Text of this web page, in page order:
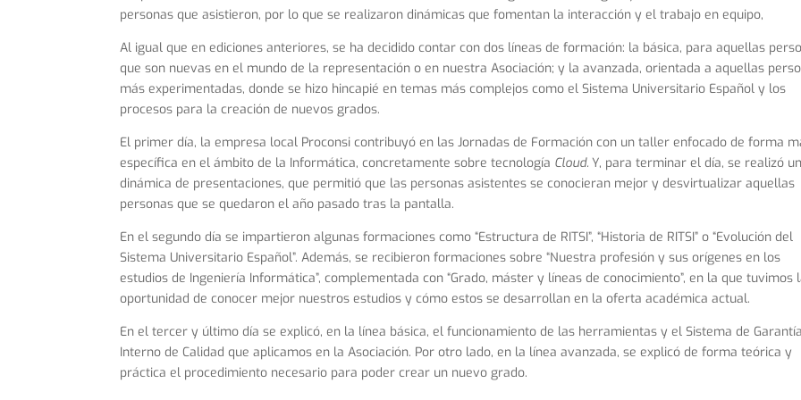
personas que asistieron, por lo que se realizaron dinámicas que fomentan la interacción y el trabajo en equipo,
Al igual que en ediciones anteriores, se ha decidido contar con dos líneas de formación: la básica, para aquellas
que son nuevas en el mundo de la representación o en nuestra Asociación; y la avanzada, orientada a aquellas
más experimentadas, donde se hizo hincapié en temas más complejos como el Sistema Universitario Español y los
procesos para la creación de nuevos grados.
El primer día, la empresa local Proconsi contribuyó en las Jornadas de Formación con un taller enfocado de forma
específica en el ámbito de la Informática, concretamente sobre tecnología Cloud. Y, para terminar el día, se realizó
dinámica de presentaciones, que permitió que las personas asistentes se conocieran mejor y desvirtualizar aquellas
personas que se quedaron el año pasado tras la pantalla.
En el segundo día se impartieron algunas formaciones como “Estructura de RITSI”, “Historia de RITSI” o “Evolución del
Sistema Universitario Español”. Además, se recibieron formaciones sobre“Nuestra profesión y sus orígenes en los
estudios de Ingeniería Informática”, complementada con “Grado, máster y líneas de conocimiento”, en la que tuvimos
oportunidad de conocer mejor nuestros estudios y cómo estos se desarrollan en la oferta académica actual.
En el tercer y último día se explicó, en la línea básica, el funcionamiento de las herramientas y el Sistema de Garantía
Interno de Calidad que aplicamos en la Asociación. Por otro lado, en la línea avanzada, se explicó de forma teórica y
práctica el procedimiento necesario para poder crear un nuevo grado.